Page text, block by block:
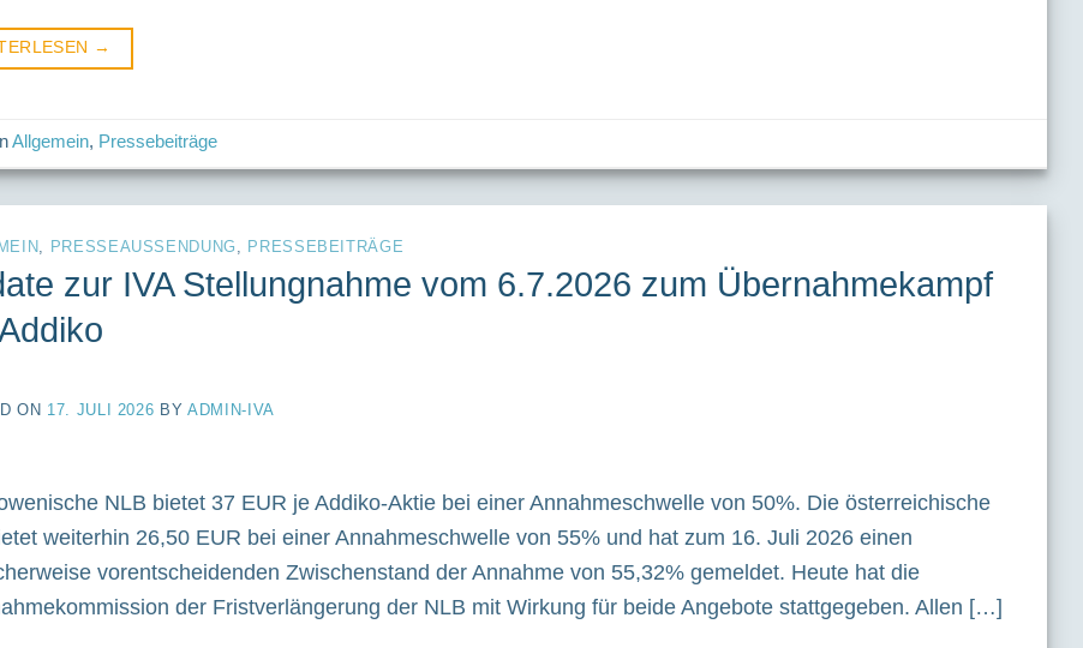
→
Allgemein, Pressebeiträge
PRESSEAUSSENDUNG PRESSEBEITRÄGE
zur IVA Stellungnahme vom 6.7.2026 zum Übernahmekampf
ON 17. JULI 2026 BYADMIN-IVA
NLB bietet 37 EUR je Addiko-Aktie bei einer Annahmeschwelle von 50%. Die österreichische
weiterhin 26,50 EUR bei einer Annahmeschwelle von 55% und hat zum 16. Juli 2026 einen
vorentscheidenden Zwischenstand der Annahme von 55,32% gemeldet. Heute hat die
der Fristverlängerung der NLB mit Wirkung für beide Angebote stattgegeben. Allen […]